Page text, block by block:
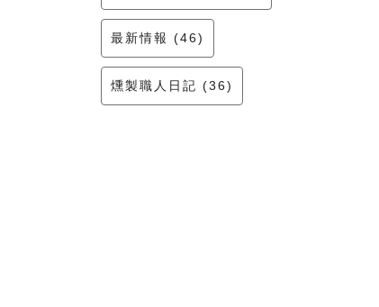
最新情報 (46)
燻製職人日記 (36)